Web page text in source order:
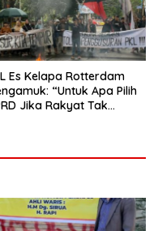
Es Kelapa Rotterdam
“Untuk Apa Pilih
Jika Rakyat Tak